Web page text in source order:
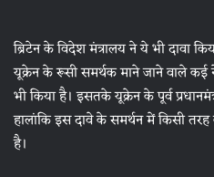
ब्रिटेन के विदेश मंत्रालय ने ये भी दावा
यूक्रेन के रूसी समर्थक माने जाने वाले
भी किया है। इसतके यूक्रेन के पूर्व
हालांकि इस दावे के समर्थन में किसी
है।